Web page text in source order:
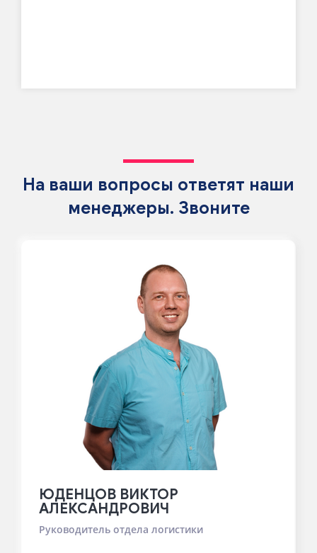
На ваши вопросы ответят наши
менеджеры. Звоните
ЮДЕНЦОВ ВИКТОР
АЛЕКСАНДРОВИЧ
Руководитель отдела логистики